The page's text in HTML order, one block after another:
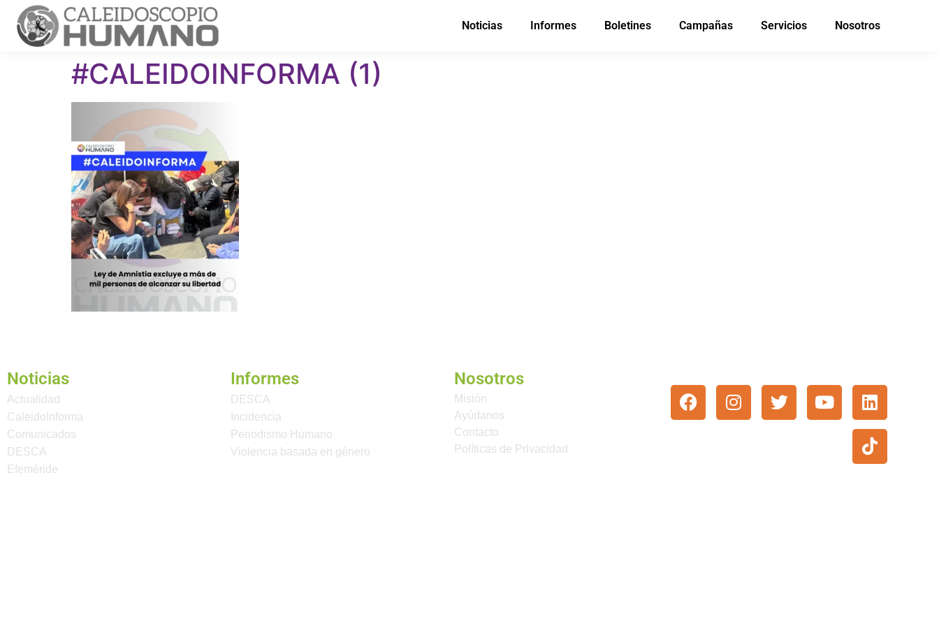
Noticias Informes Boletines Campañas Servicios Nosotros
#CALEIDOINFORMA (1)
Noticias
Actualidad
CaleidoInforma
Comunicados
DESCA
Efeméride
Informes
DESCA
Incidencia
Periodismo Humano
Violencia basada en género
Nosotros
Misión
Ayúdanos
Contacto
Políticas de Privacidad